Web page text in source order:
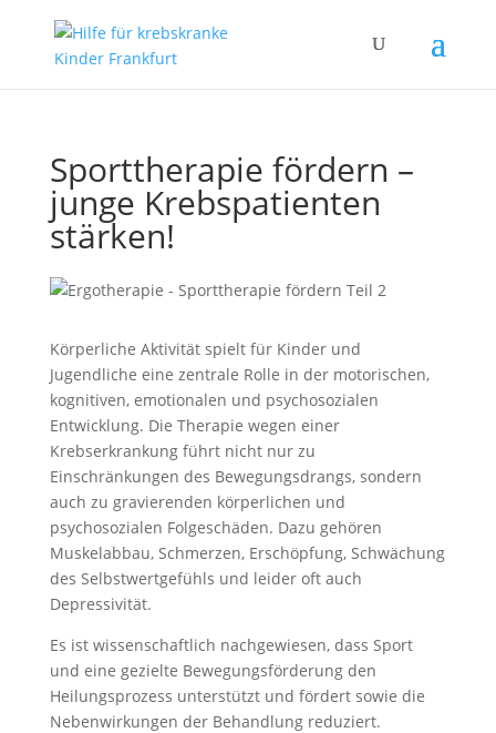
Sporttherapie fördern –
junge Krebspatienten
stärken!
Körperliche Aktivität spielt für Kinder und
Jugendliche eine zentrale Rolle in der motorischen,
kognitiven, emotionalen und psychosozialen
Entwicklung. Die Therapie wegen einer
Krebserkrankung führt nicht nur zu
Einschränkungen des Bewegungsdrangs, sondern
auch zu gravierenden körperlichen und
psychosozialen Folgeschäden. Dazu gehören
Muskelabbau, Schmerzen, Erschöpfung, Schwächung
des Selbstwertgefühls und leider oft auch
Depressivität.
Es ist wissenschaftlich nachgewiesen, dass Sport
und eine gezielte Bewegungsförderung den
Heilungsprozess unterstützt und fördert sowie die
Nebenwirkungen der Behandlung reduziert.